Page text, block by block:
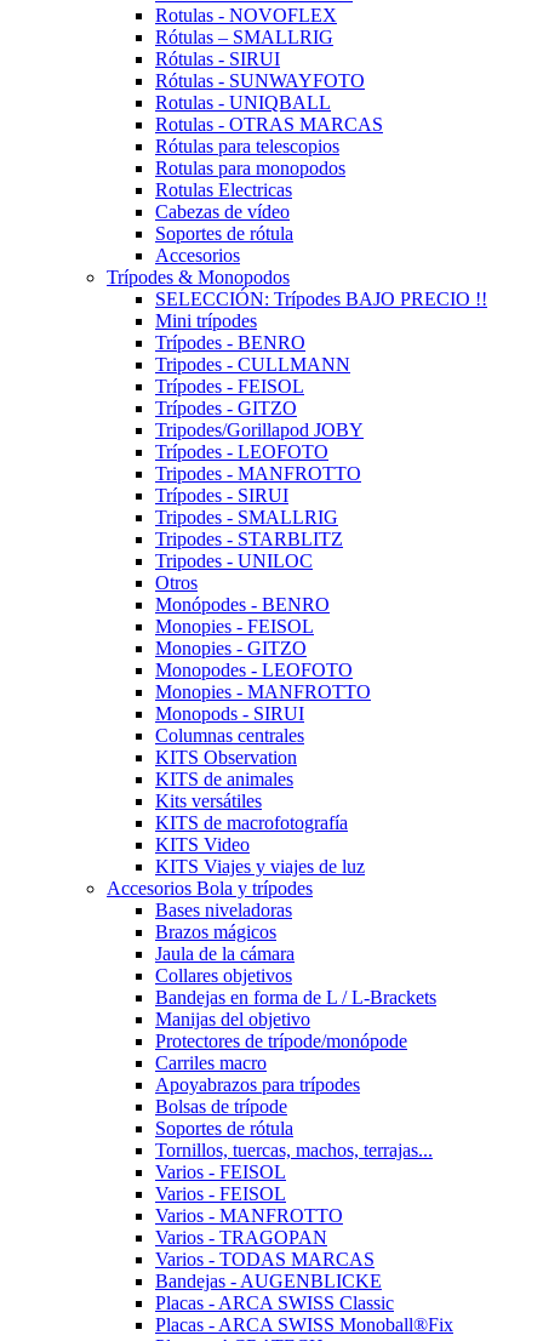
Rotulas - NOVOFLEX
Rótulas – SMALLRIG
Rótulas - SIRUI
Rótulas - SUNWAYFOTO
Rotulas - UNIQBALL
Rotulas - OTRAS MARCAS
Rótulas para telescopios
Rotulas para monopodos
Rotulas Electricas
Cabezas de vídeo
Soportes de rótula
Accesorios
Trípodes & Monopodos
SELECCIÓN: Trípodes BAJO PRECIO !!
Mini trípodes
Trípodes - BENRO
Tripodes - CULLMANN
Trípodes - FEISOL
Trípodes - GITZO
Tripodes/Gorillapod JOBY
Trípodes - LEOFOTO
Tripodes - MANFROTTO
Trípodes - SIRUI
Tripodes - SMALLRIG
Tripodes - STARBLITZ
Tripodes - UNILOC
Otros
Monópodes - BENRO
Monopies - FEISOL
Monopies - GITZO
Monopodes - LEOFOTO
Monopies - MANFROTTO
Monopods - SIRUI
Columnas centrales
KITS Observation
KITS de animales
Kits versátiles
KITS de macrofotografía
KITS Video
KITS Viajes y viajes de luz
Accesorios Bola y trípodes
Bases niveladoras
Brazos mágicos
Jaula de la cámara
Collares objetivos
Bandejas en forma de L / L-Brackets
Manijas del objetivo
Protectores de trípode/monópode
Carriles macro
Apoyabrazos para trípodes
Bolsas de trípode
Soportes de rótula
Tornillos, tuercas, machos, terrajas...
Varios - FEISOL
Varios - FEISOL
Varios - MANFROTTO
Varios - TRAGOPAN
Varios - TODAS MARCAS
Bandejas - AUGENBLICKE
Placas - ARCA SWISS Classic
Placas - ARCA SWISS Monoball®Fix